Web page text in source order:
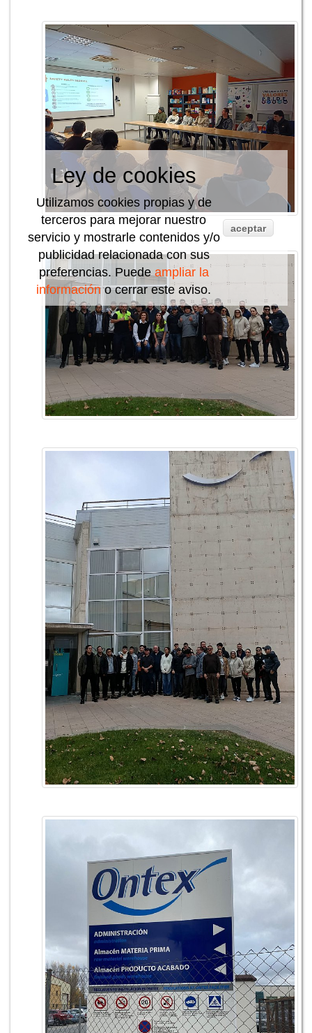
Ley de cookies
Utilizamos cookies propias y de
terceros para mejorar nuestro
servicio y mostrarle contenidos y/o
publicidad relacionada con sus
preferencias. Puedeampliar la
informacióno cerrar este aviso.
aceptar